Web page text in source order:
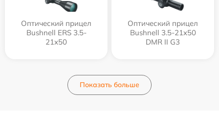
Оптический прицел
Bushnell ERS 3.5-
21x50
Оптический прицел
Bushnell 3.5-21x50
DMR II G3
Показать больше